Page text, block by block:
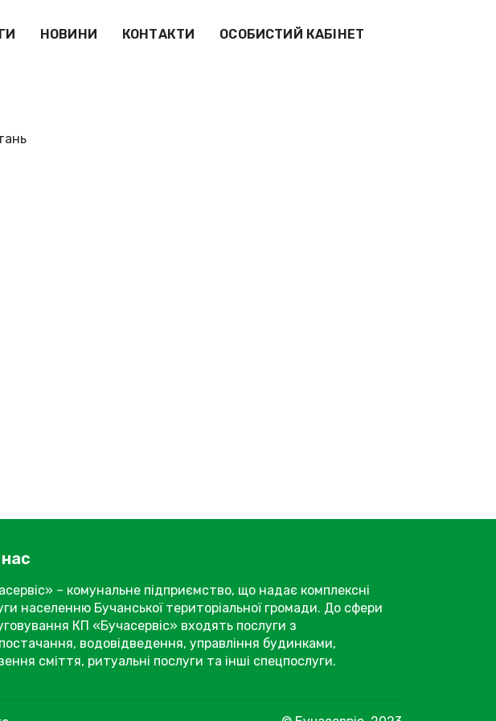
НОВИНИ КОНТАКТИ ОСОБИСТИЙ КАБІНЕТ
– комунальне підприємство, що надає комплексні
населенню Бучанської територіальної громади. До сфери
КП «Бучасервіс» входять послуги з
водовідведення, управління будинками,
сміття, ритуальні послуги та інші спецпослуги.